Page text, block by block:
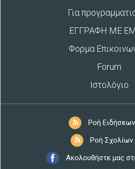
Για
ΕΓΓΡΑΦΗ ΜΕ
Φορμα
Forum
Ιστολόγιο
Ροή Ειδήσεων
Ροή Σχολίων
Ακολουθήστε μας